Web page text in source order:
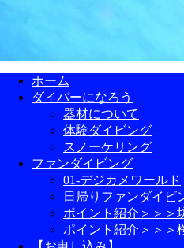
ホーム
ダイバーになろう
器材について
体験ダイビング
スノーケリング
ファンダイビング
01-デジカメワールド
日帰りファンダイビ
ポイント紹介＞＞＞
ポイント紹介＞＞＞